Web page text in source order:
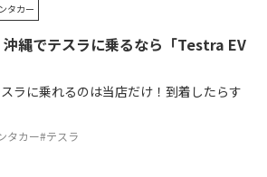
タカー
縄でテスラに乗るなら「Testra EV
ラに乗れるのは当店だけ！到着したらす
タカー#テスラ